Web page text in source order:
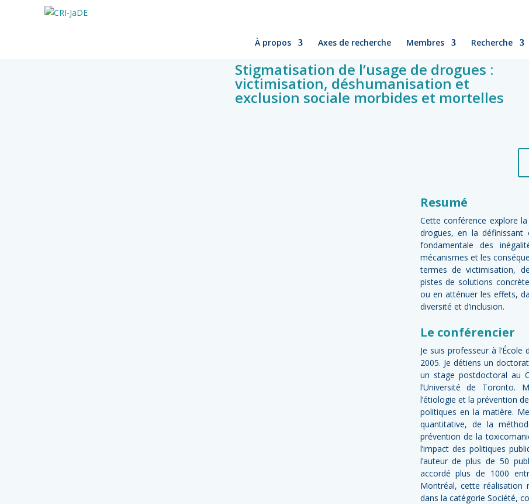
À propos Axes de recherche Membres Recherche
Stigmatisation de l’usage de drogues :
victimisation, déshumanisation et
exclusion sociale morbides et mortelles
Resumé
Cette conférence explore
drogues, en la
fondamentale des
mécanismes et les
termes de victimisation,
pistes de solutions
ou en atténuer les effets,
diversité et d’inclusion.
Le conférencier
Je suis professeur à
2005. Je détiens un
un stage postdoctoral au
l’Université de Toronto.
l’étiologie et la prévention
politiques en la matière.
quantitative, de la
prévention de la
l’impact des politiques
l’auteur de plus de 50
accordé plus de 1000
Montréal, cette réalisation
dans la catégorie Société,